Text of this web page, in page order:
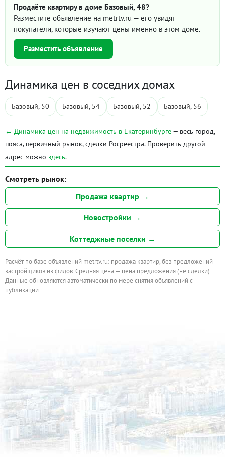
Продаёте квартиру в доме Базовый, 48?
Разместите объявление на metrtv.ru — его увидят
покупатели, которые изучают цены именно в этом доме.
Разместить объявление
Динамика цен в соседних домах
Базовый, 50 Базовый, 54 Базовый, 52 Базовый, 56
← Динамика цен на недвижимость в Екатеринбурге — весь город,
пояса, первичный рынок, сделки Росреестра. Проверить другой
адрес можно здесь.
Смотреть рынок:
Продажа квартир →
Новостройки →
Коттеджные поселки →
Расчёт по базе объявлений metrtv.ru: продажа квартир, без предложений
застройщиков из фидов. Средняя цена — цена предложения (не сделки).
Данные обновляются автоматически по мере снятия объявлений с
публикации.